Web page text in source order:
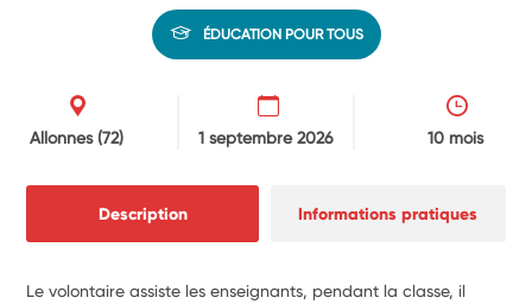
ÉDUCATION POUR TOUS
Allonnes(72) 1 septembre 2026 10 mois
Description Informations pratiques
Le volontaire assiste les enseignants, pendant la classe, il